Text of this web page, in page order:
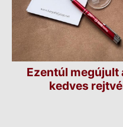
Ezentúl megújult
kedves